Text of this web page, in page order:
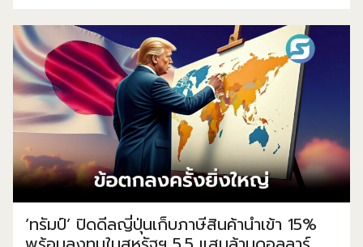
ยังเข้ากันไม่ได้ด้วยดีสักเท่าไหร่ ก่อนหน้านี้ ทรัมป์ เคยให้
ความเห็นว่าอัตราภาษีศุลกากรจะยังคงลดลงอยู่ประมาณ
10% หรือ 15% ขณะเดียวกัน สหรัฐฯ และสหภาพยุโรปกำลัง
ใกล้บรรลุข้อตกลงทางการค้า และภาษีศุลกากร โดยสหภาพ
ยุโรปเตรียมมาตรการตอบโต้สินค้าของสหรัฐฯ มูลค่า
100,000 ล้านดอลลาร์สหรัฐฯ ไว้แล้ว ตามรายงานของ
The Financial Times ระบุว่าข้อตกลงดังกล่าวจะทำให้ภาษี
สินค้านำเข้าจากสหภาพยุโรปมายังสหรัฐฯ ลดเหลือ 15%
แทนที่ 30% ตามที่ประธานาธิบดีทรัมป์เคยขู่ไว้ว่าจะเริ่มจัด
เก็บในวันที่ 1 สิงหาคม สอดคล้องกับ Bloomberg รายงาน
ว่าอัตราภาษี 15% […]
‘ทรัมป์’ ปิดดีลญี่ปุ่นเก็บภาษีสินค้านำเข้า 15%